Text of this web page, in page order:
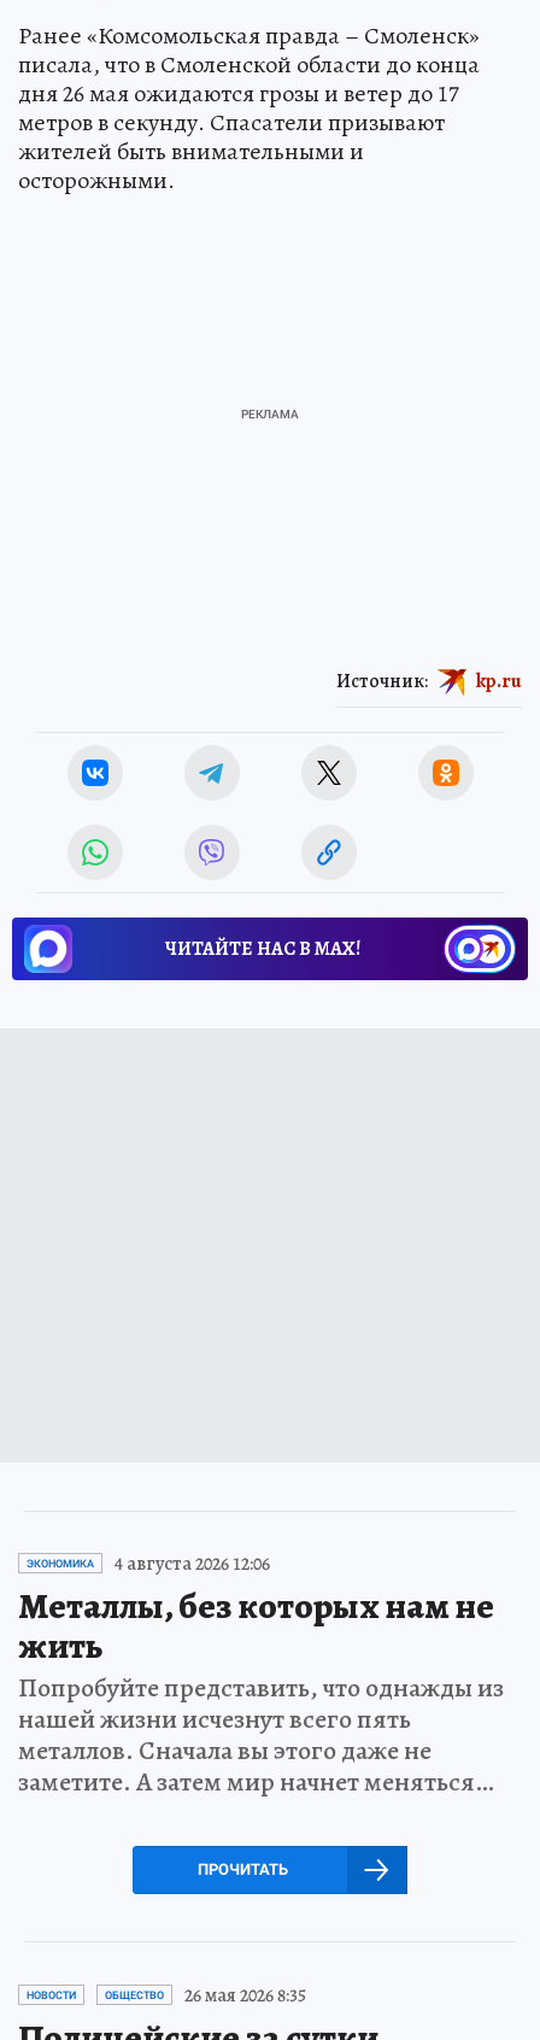
Ранее «Комсомольская правда – Смоленск»
писала, что в Смоленской области до конца
дня 26 мая ожидаются грозы и ветер до 17
метров в секунду. Спасатели призывают
жителей быть внимательными и
осторожными.
Источник: kp.ru
ЧИТАЙТЕ НАС В МАХ!
ЭКОНОМИКА 4 августа 2026 12:06
Металлы, без которых нам не
жить
Попробуйте представить, что однажды из
нашей жизни исчезнут всего пять
металлов. Сначала вы этого даже не
заметите. А затем мир начнет меняться…
ПРОЧИТАТЬ
НОВОСТИ ОБЩЕСТВО 26 мая 2026 8:35